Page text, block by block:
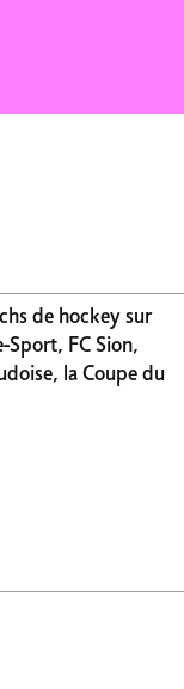
de hockey sur
Sport, FC Sion,
la Coupe du